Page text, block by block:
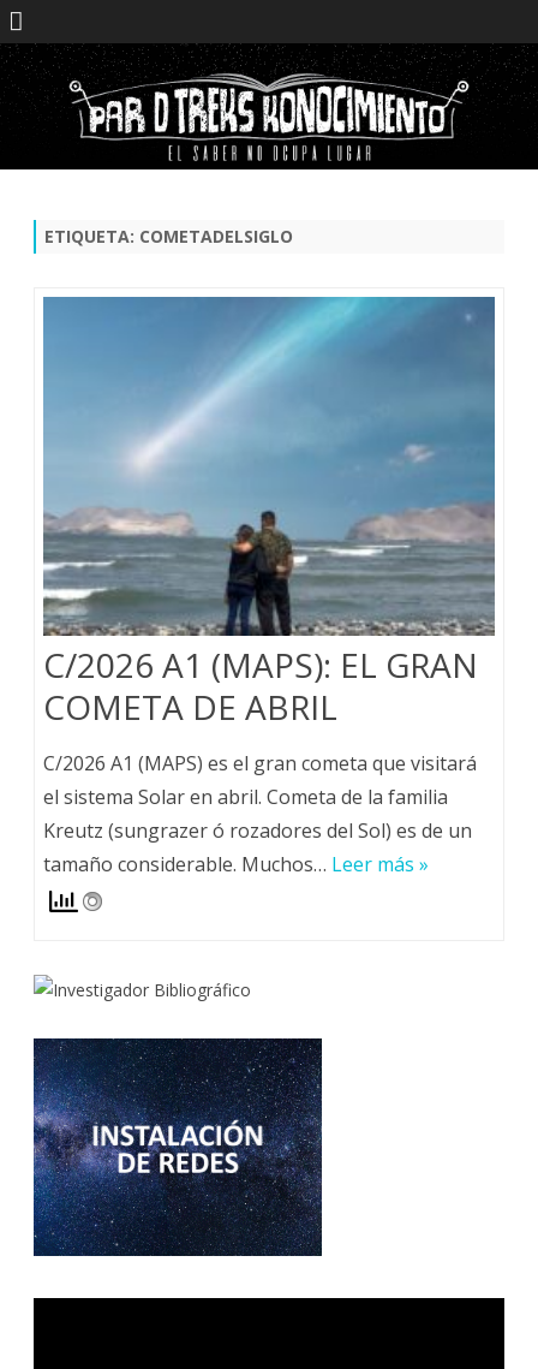
Saltar
ETIQUETA: COMETADELSIGLO
C/2026 A1 (MAPS): EL GRAN
COMETA DE ABRIL
C/2026 A1 (MAPS) es el gran cometa que visitará
el sistema Solar en abril. Cometa de la familia
Kreutz (sungrazer ó rozadores del Sol) es de un
tamaño considerable. Muchos… Leer más »
Reproductor